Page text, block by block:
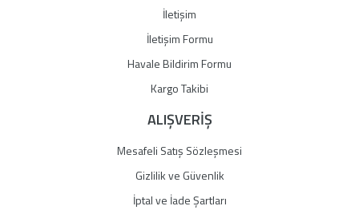
Gönder
İletişim
İletişim Formu
Havale Bildirim Formu
Kargo Takibi
ALIŞVERİŞ
Mesafeli Satış Sözleşmesi
Gizlilik ve Güvenlik
İptal ve İade Şartları